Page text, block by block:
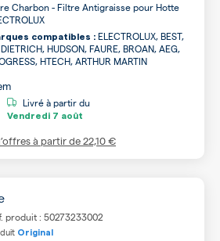
Charbon - Filtre Antigraisse pour Hotte
compatibles : ELECTROLUX, BEST,
HUDSON, FAURE, BROAN, AEG,
HTECH, ARTHUR MARTIN
Livré à partir du
Vendredi 7 août
à partir de22,10 €
produit : 50273233002
Original